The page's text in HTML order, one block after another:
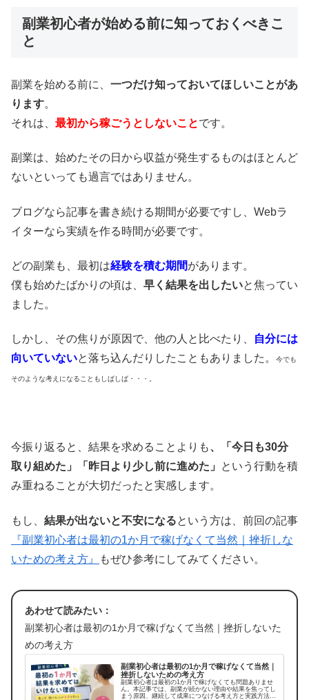
副業初心者が始める前に知っておくべきこ
と
副業を始める前に、 一つだけ知っておいてほしいことがあ
ります。
それは、 最初から稼ごうとしないことです。
副業は、始めたその日から収益が発生するものはほとんど
ないといっても過言ではありません。
ブログなら記事を書き続ける期間が必要ですし、Webラ
イターなら実績を作る時間が必要です。
どの副業も、最初は経験を積む期間があります。
僕も始めたばかりの頃は、 早く結果を出したいと焦ってい
ました。
しかし、その焦りが原因で、他の人と比べたり、
自分には
向いていないと落ち込んだりしたこともありました。 今でも
そのような考えになることもしばしば・・・。
今振り返ると、結果を求めることよりも、「今日も30分
取り組めた」「昨日より少し前に進めた」
という行動を積
み重ねることが大切だったと実感します。
もし、 結果が出ないと不安になるという方は、前回の記事
『副業初心者は最初の1か月で稼げなくて当然｜挫折しな
いための考え方』
もぜひ参考にしてみてください。
あわせて読みたい：
副業初心者は最初の1か月で稼げなくて当然｜挫折しないた
めの考え方
副業初心者は最初の1か月で稼げなくて当然｜
挫折しないための考え方
副業初心者は最初の1か月で稼げなくても問題ありませ
ん。本記事では、副業が続かない理由や結果を焦ってし
まう原因、継続して成果につなげる考え方と実践方法を